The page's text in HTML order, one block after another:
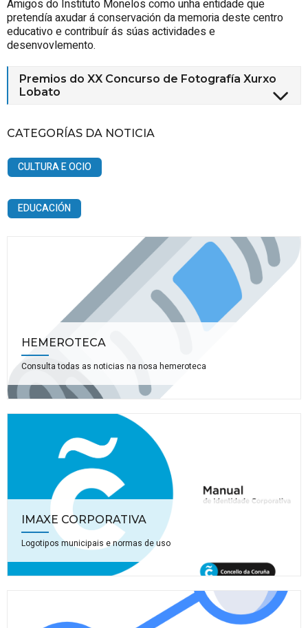
Amigos do Instituto Monelos como unha entidade que
pretendía axudar á conservación da memoria deste centro
educativo e contribuír ás súas actividades e
desenvovlemento.
Premios do XX Concurso de Fotografía Xurxo
Lobato
CATEGORÍAS DA NOTICIA
CULTURA E OCIO
EDUCACIÓN
HEMEROTECA
Consulta todas as noticias na nosa hemeroteca
IMAXE CORPORATIVA
Logotipos municipais e normas de uso